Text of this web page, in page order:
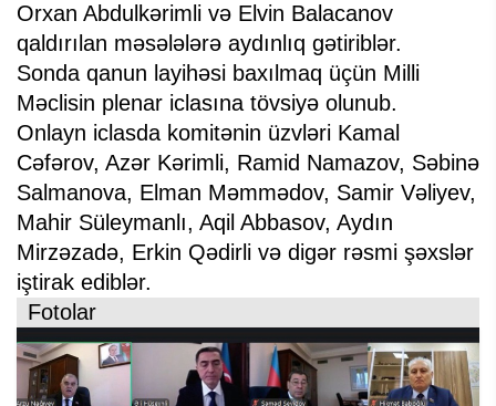
Orxan Abdulkərimli və Elvin Balacanov
qaldırılan məsələlərə aydınlıq gətiriblər.
Sonda qanun layihəsi baxılmaq üçün Milli
Məclisin plenar iclasına tövsiyə olunub.
Onlayn iclasda komitənin üzvləri Kamal
Cəfərov, Azər Kərimli, Ramid Namazov, Səbinə
Salmanova, Elman Məmmədov, Samir Vəliyev,
Mahir Süleymanlı, Aqil Abbasov, Aydın
Mirzəzadə, Erkin Qədirli və digər rəsmi şəxslər
iştirak ediblər.
Fotolar